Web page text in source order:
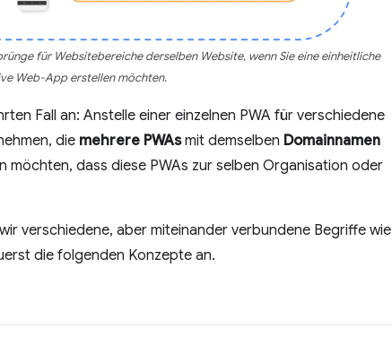
für Websitebereiche derselben Website, wenn Sie eine einheitliche
Web-App erstellen möchten.
Fall an: Anstelle einer einzelnen PWA für verschiedene
die mehrere PWAsmit demselben Domainnamen
dass diese PWAs zur selben Organisation oder
verschiedene, aber miteinander verbundene Begriffe wie
die folgenden Konzepte an.